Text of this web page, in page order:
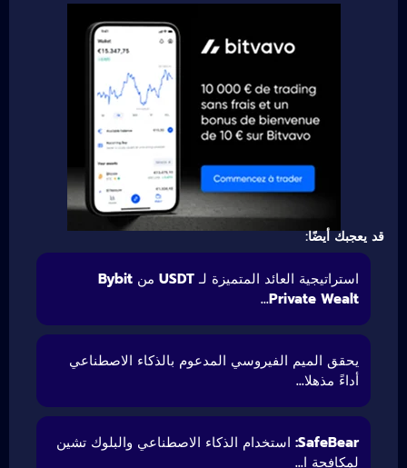
قد يعجبك أيضًا:
استراتيجية العائد المتميزة لـ USDT من Bybit
Private Wealt...
يحقق الميم الفيروسي المدعوم بالذكاء الاصطناعي
أداءً مذهلا...
SafeBear: استخدام الذكاء الاصطناعي والبلوك تشين
لمكافحة ا...